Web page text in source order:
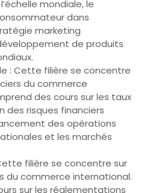
mondiale, le
dans
marketing
de produits
: Cette filière se concentre
du commerce
des cours sur les taux
des risques financiers
des opérations
et les marchés
filière se concentre sur
du commerce international.
sur les réglementations